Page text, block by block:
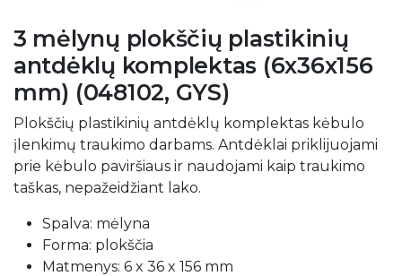
3 mėlynų plokščių plastikinių
antdėklų komplektas (6x36x156
mm) (048102, GYS)
Plokščių plastikinių antdėklų komplektas kėbulo
įlenkimų traukimo darbams. Antdėklai priklijuojami
prie kėbulo paviršiaus ir naudojami kaip traukimo
taškas, nepažeidžiant lako.
Spalva: mėlyna
Forma: plokščia
Matmenys: 6 x 36 x 156 mm